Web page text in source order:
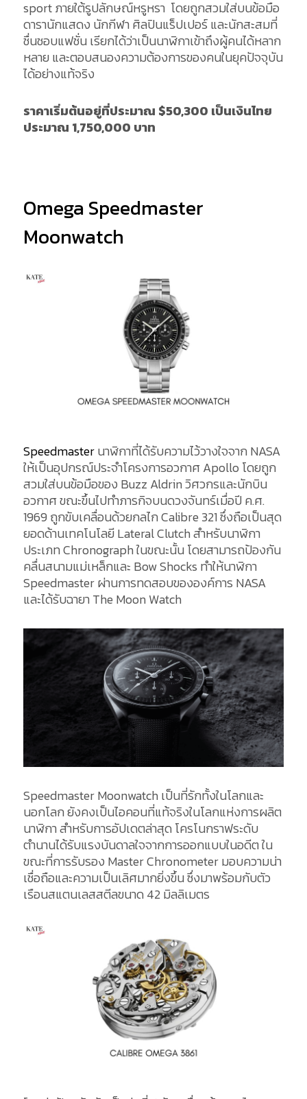
sport ภายใต้รูปลักษณ์หรูหรา โดยถูกสวมใส่บนข้อมือ
ดารานักแสดง นักกีฬา ศิลปินแร็ปเปอร์ และนักสะสมที่
ชื่นชอบแฟชั่น เรียกได้ว่าเป็นนาฬิกาเข้าถึงผู้คนได้หลาก
หลาย และตอบสนองความต้องการของคนในยุคปัจจุบัน
ได้อย่างแท้จริง
ราคาเริ่มต้นอยู่ที่ประมาณ $50,300 เป็นเงินไทย
ประมาณ 1,750,000 บาท
Omega Speedmaster
Moonwatch
Speedmasterนาฬิกาที่ได้รับความไว้วางใจจาก NASA
ให้เป็นอุปกรณ์ประจำโครงการอวกาศ Apollo โดยถูก
สวมใส่บนข้อมือของ Buzz Aldrin วิศวกรและนักบิน
อวกาศ ขณะขึ้นไปทำภารกิจบนดวงจันทร์เมื่อปี ค.ศ.
1969 ถูกขับเคลื่อนด้วยกลไก Calibre 321 ซึ่งถือเป็นสุด
ยอดด้านเทคโนโลยี Lateral Clutch สำหรับนาฬิกา
ประเภท Chronograph ในขณะนั้น โดยสามารถป้องกัน
คลื่นสนามแม่เหล็กและ Bow Shocks ทำให้นาฬิกา
Speedmaster ผ่านการทดสอบขององค์การ NASA
และได้รับฉายา The Moon Watch
Speedmaster Moonwatch เป็นที่รักทั้งในโลกและ
นอกโลก ยังคงเป็นไอคอนที่แท้จริงในโลกแห่งการผลิต
นาฬิกา สำหรับการอัปเดตล่าสุด โครโนกราฟระดับ
ตำนานได้รับแรงบันดาลใจจากการออกแบบในอดีต ใน
ขณะที่การรับรอง Master Chronometer มอบความน่า
เชื่อถือและความเป็นเลิศมากยิ่งขึ้น ซึ่งมาพร้อมกับตัว
เรือนสแตนเลสสตีลขนาด 42 มิลลิเมตร